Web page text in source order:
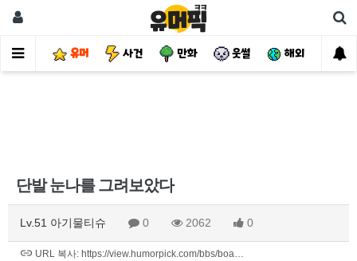
유머 사건 만화 웃썰 해외 핫
단발 눈나를 그려보았다
Lv.51 아기물티슈 0 2062 0
URL 복사: https://view.humorpick.com/bbs/boa…